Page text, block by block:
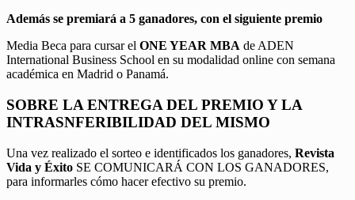
Además se premiará a 5 ganadores, con el siguiente premio
Media Beca para cursar el ONE YEAR MBA de ADEN
International Business School en su modalidad online con semana
académica en Madrid o Panamá.
SOBRE LA ENTREGA DEL PREMIO Y LA
INTRASNFERIBILIDAD DEL MISMO
Una vez realizado el sorteo e identificados los ganadores, Revista
Vida y Éxito SE COMUNICARÁ CON LOS GANADORES,
para informarles cómo hacer efectivo su premio.